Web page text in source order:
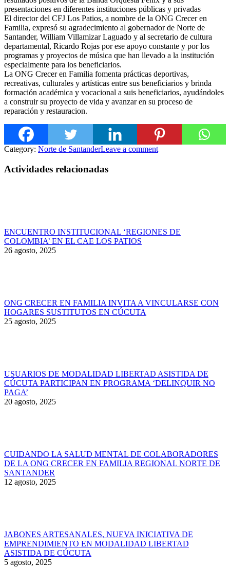
presentaciones en diferentes instituciones públicas y privadas
El director del CFJ Los Patios, a nombre de la ONG Crecer en
Familia, expresó su agradecimiento al gobernador de Norte de
Santander, William Villamizar Laguado y al secretario de cultura
departamental, Ricardo Rojas por ese apoyo constante y por los
programas y proyectos de música que han llevado a la institución
especialmente para los beneficiarios.
La ONG Crecer en Familia fomenta prácticas deportivas,
recreativas, culturales y artísticas entre sus beneficiarios y brinda
formación académica y vocacional a suis beneficiarios, ayudándoles
a construir su proyecto de vida y avanzar en su proceso de
reparación y restauracion.
Category: Norte de SantanderLeave a comment
Actividades relacionadas
ENCUENTRO INSTITUCIONAL ‘REGIONES DE
COLOMBIA’ EN EL CAE LOS PATIOS
26 agosto, 2025
ONG CRECER EN FAMILIA INVITA A VINCULARSE CON
HOGARES SUSTITUTOS EN CÚCUTA
25 agosto, 2025
USUARIOS DE MODALIDAD LIBERTAD ASISTIDA DE
CÚCUTA PARTICIPAN EN PROGRAMA ‘DELINQUIR NO
PAGA’
20 agosto, 2025
CUIDANDO LA SALUD MENTAL DE COLABORADORES
DE LA ONG CRECER EN FAMILIA REGIONAL NORTE DE
SANTANDER
12 agosto, 2025
JABONES ARTESANALES, NUEVA INICIATIVA DE
EMPRENDIMIENTO EN MODALIDAD LIBERTAD
ASISTIDA DE CÚCUTA
5 agosto, 2025